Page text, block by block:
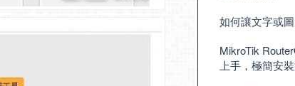
如何讓文字或
MikroTik
上手，極簡安